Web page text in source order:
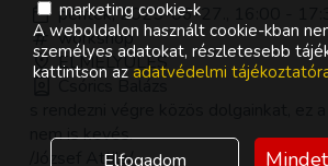
péntek, 2025-06-27., 16:00 -
workshop
ELMÉLYÜLÉS
nem is kevés.
/József Attila/
marketing cookie-k
A weboldalon használt cookie-kban
személyes adatokat, részletesebb
kattintson az adatvédelmi
Elfogadom